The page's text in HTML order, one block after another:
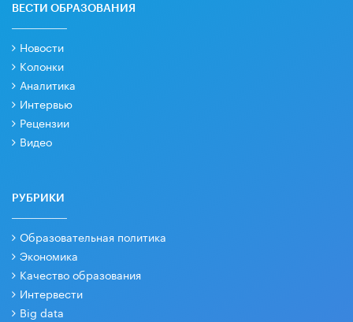
ВЕСТИ ОБРАЗОВАНИЯ
Новости
Колонки
Аналитика
Интервью
Рецензии
Видео
РУБРИКИ
Образовательная политика
Экономика
Качество образования
Интервести
Big data